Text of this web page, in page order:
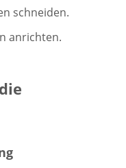
schneiden.
anrichten.